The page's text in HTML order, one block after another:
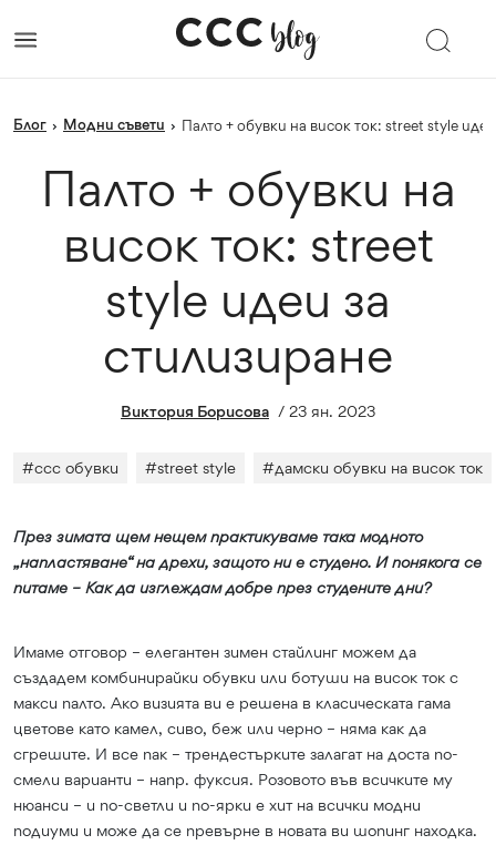
Блог › Модни съвети › Палто + обувки на висок ток: street style
Палто + обувки на
висок ток: street
style идеи за
стилизиране
Виктория Борисова / 23 ян. 2023
#ccc обувки #street style #дамски обувки на висок ток
През зимата щем нещем практикуваме така модното
„напластяване“ на дрехи, защото ни е студено. И понякога се
питаме – Как да изглеждам добре през студените дни?
Имаме отговор – елегантен зимен стайлинг можем да
създадем комбинирайки обувки или ботуши на висок ток с
макси палто. Ако визията ви е решена в класическата гама
цветове като камел, сиво, беж или черно – няма как да
сгрешите. И все пак – трендестърките залагат на доста по-
смели варианти – напр. фуксия. Розовото във всичките му
нюанси – и по-светли и по-ярки е хит на всички модни
подиуми и може да се превърне в новата ви шопинг находка.